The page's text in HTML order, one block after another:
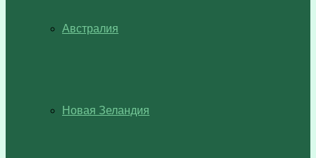
Австралия
Новая Зеландия